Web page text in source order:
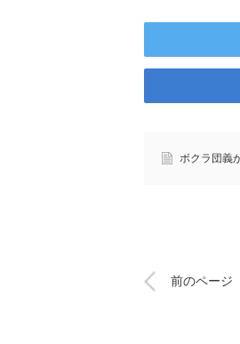
ボクラ団義
前のページ